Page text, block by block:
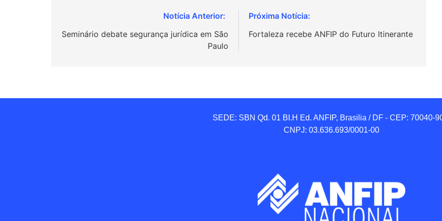
de
Seminário debate segurança jurídica em São
Paulo
Fortaleza recebe ANFIP do Futuro Itinerante
SEDE: SBN Qd. 01 BI.H Ed. ANFIP, Brasilia / DF - CEP: 70040-
CNPJ: 03.636.693/0001-00